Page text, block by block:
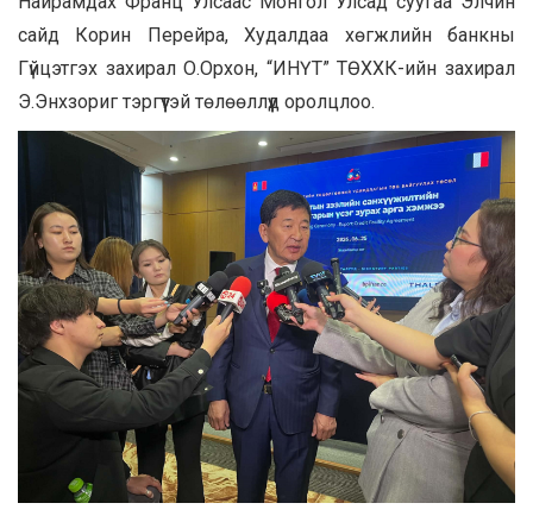
сайд Корин Перейра, Худалдаа хөгжлийн банкны
Гүйцэтгэх захирал О.Орхон, “ИНҮТ” ТӨХХК-ийн захирал
Э.Энхзориг тэргүүтэй төлөөллүүд оролцлоо.